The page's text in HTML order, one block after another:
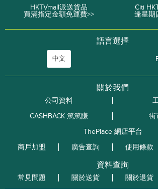
HKTVmall派送貨品
買滿指定金額免運費>>
Citi
逢星期
語言選擇
中文
關於我們
公司資料
CASHBACK 篤篤賺
街
ThePlace 網店平台
商戶加盟
廣告查詢 使用條款
資料查詢
常見問題 關於送貨 關於退貨